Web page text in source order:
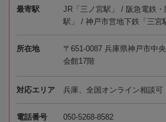
最寄駅
JR「三ノ宮駅」 / 阪急電鉄
駅」 / 神戸市営地下鉄「三宮
所在地
〒651-0087 兵庫県神戸市中
会館17階
対応エリア 兵庫、全国オンライン相談可
電話番号 050-5268-8582